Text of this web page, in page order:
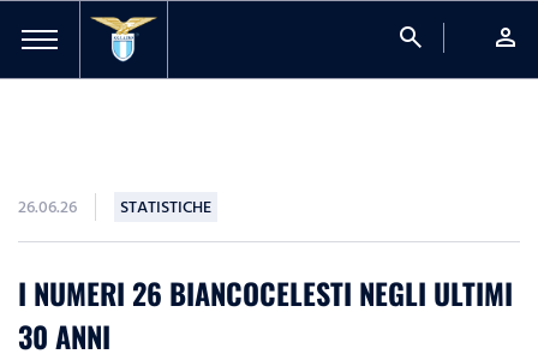
search person
26.06.26 STATISTICHE
I NUMERI 26 BIANCOCELESTI NEGLI ULTIMI
30 ANNI